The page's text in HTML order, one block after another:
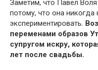
Заметим, что Павел
потому, что она
экспериментировать.
переменами образов
супругом искру,
лет после свадьбы.